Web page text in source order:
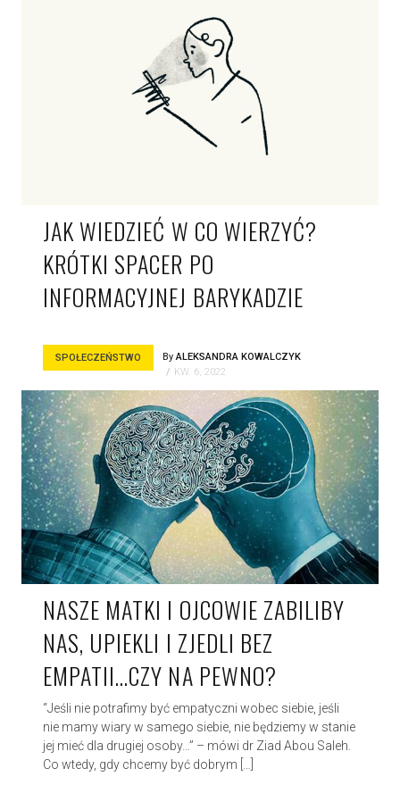
JAK WIEDZIEĆ W CO WIERZYĆ?
KRÓTKI SPACER PO
INFORMACYJNEJ BARYKADZIE
SPOŁECZEŃSTWO ByALEKSANDRA KOWALCZYK
KW. 6, 2022
NASZE MATKI I OJCOWIE ZABILIBY
NAS, UPIEKLI I ZJEDLI BEZ
EMPATII…CZY NA PEWNO?
“Jeśli nie potrafimy być empatyczni wobec siebie, jeśli
nie mamy wiary w samego siebie, nie będziemy w stanie
jej mieć dla drugiej osoby…” – mówi dr Ziad Abou Saleh.
Co wtedy, gdy chcemy być dobrym […]